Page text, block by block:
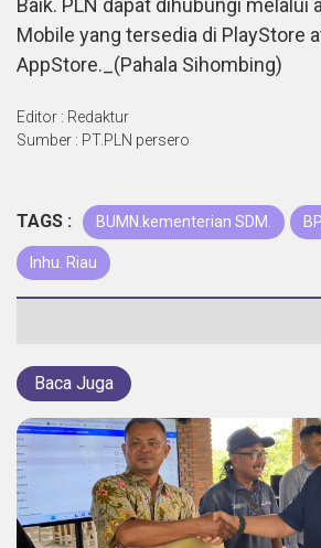
Baik. PLN dapat dihubungi melalui
Mobile yang tersedia di PlayStore
AppStore._(Pahala Sihombing)
Editor : Redaktur
Sumber : PT.PLN persero
TAGS : BUMN.kementerian SDM.
Inhu. Riau
Baca Juga